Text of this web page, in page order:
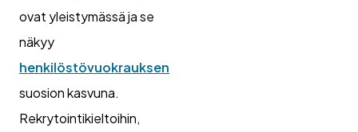
ovat yleistymässä ja se
näkyy
henkilöstövuokrauksen
suosion kasvuna.
Rekrytointikieltoihin,